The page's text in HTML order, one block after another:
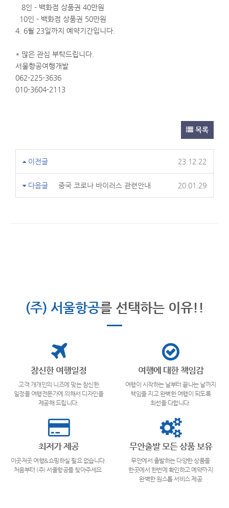
8인 - 백화점 상품권 40만원
10인 - 백화점 상품권 50만원
4. 6월 23일까지 예약기간입니다.
* 많은 관심 부탁드립니다.
서울항공여행개발
062-225-3636
010-3604-2113
목록
이전글 23.12.22
다음글 중국 코로나 바이러스 관련안내 20.01.29
(주) 서울항공를 선택하는 이유!!
참신한 여행일정
고객 개개인의 니즈에 맞는 참신한
일정을 여행전문가에 의해서 디자인을
제공해 드립니다.
여행에 대한 책임감
여행이 시작하는 날부터 끝나는 날까지
책임을 지고 완벽한 여행이 되도록
최선을 다합니다.
최저가 제공
이곳저곳 여행&쇼핑하실 필요 없습니다.
처음부터 (주) 서울항공를 찾아주세요.
무안출발 모든 상품 보유
무안에서 출발하는 다양한 상품을
한곳에서 한번에 확인하고 예약까지
완벽한 원스톱 서비스 제공